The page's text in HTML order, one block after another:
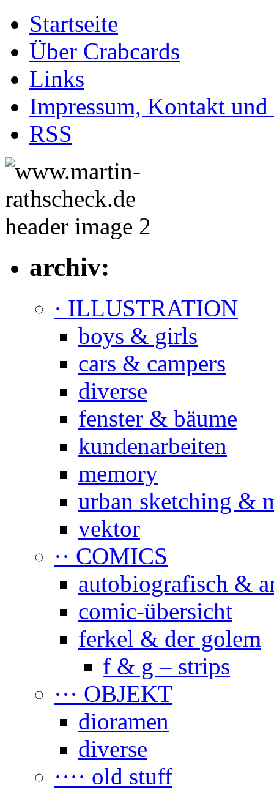
Startseite
Über Crabcards
Links
Impressum, Kontakt und
RSS
archiv:
· ILLUSTRATION
boys & girls
cars & campers
diverse
fenster & bäume
kundenarbeiten
memory
urban sketching &
vektor
·· COMICS
autobiografisch &
comic-übersicht
ferkel & der golem
f & g – strips
··· OBJEKT
dioramen
diverse
···· old stuff